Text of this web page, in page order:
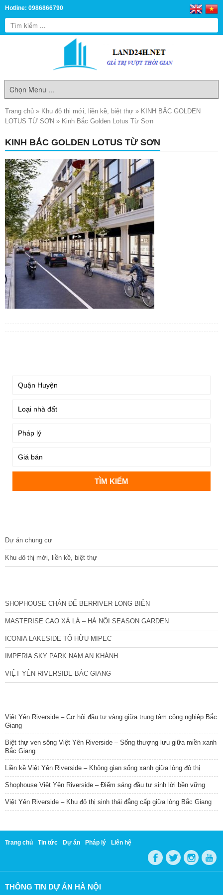
Hotline: 0986866790
Trang chủ » Khu đô thị mới, liền kề, biệt thự » KINH BẮC GOLDEN
LOTUS TỪ SƠN » Kinh Bắc Golden Lotus Từ Sơn
KINH BẮC GOLDEN LOTUS TỪ SƠN
Dự án chung cư
Khu đô thị mới, liền kề, biệt thự
SHOPHOUSE CHÂN ĐẾ BERRIVER LONG BIÊN
MASTERISE CAO XÀ LÁ – HÀ NỘI SEASON GARDEN
ICONIA LAKESIDE TỐ HỮU MIPEC
IMPERIA SKY PARK NAM AN KHÁNH
VIỆT YÊN RIVERSIDE BẮC GIANG
Việt Yên Riverside – Cơ hội đầu tư vàng giữa trung tâm công nghiệp Bắc
Giang
Biệt thự ven sông Việt Yên Riverside – Sống thượng lưu giữa miền xanh
Bắc Giang
Liền kề Việt Yên Riverside – Không gian sống xanh giữa lòng đô thị
Shophouse Việt Yên Riverside – Điểm sáng đầu tư sinh lời bền vững
Việt Yên Riverside – Khu đô thị sinh thái đẳng cấp giữa lòng Bắc Giang
Trang chủ Tin tức Dự án Pháp lý Liên hệ
THÔNG TIN DỰ ÁN HÀ NỘI